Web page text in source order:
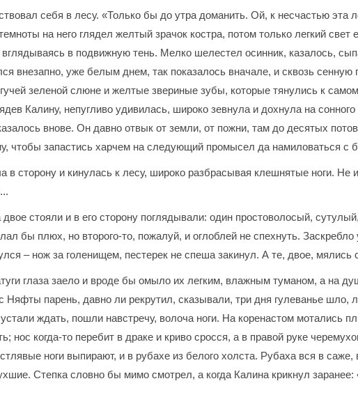
себя в лесу. «Только бы до утра доманить. Ой, к несчастью эта
на него глядел желтый зрачок костра, потом только легкий
в подвижную тень. Мелко шелестел осинник, казалось,
внезапно, уже белым днем, так показалось вначале, и сквозь сенную
зеленой слюне и желтые звериные зубы, которые тянулись к
Калину, непугливо удивилась, широко зевнула и дохнула на
внове. Он давно отвык от земли, от пожни, там до десятых
чтобы запастись харчем на следующий промысел да намиловаться с
в сторону и кинулась к лесу, широко разбрасывая клешнятые ноги. Не
стояли и в его сторону поглядывали: один простоволосый,
бы плюх, но второго-то, пожалуй, и оглоблей не спехнуть.
– нож за голенищем, пестерек не спеша закинул. А те, двое, мялись
глаза заело и вроде бы омыло их легким, влажным туманом, а на
Няфты парень, давно ли рекрутил, сказывали, три дня гулеванье шло,
устали ждать, пошли навстречу, волоча ноги. На коренастом мотались
нос когда-то перебит в драке и криво сросся, а в правой руке
ноги выпирают, и в рубахе из белого холста. Рубаха вся в
Степка словно бы мимо смотрел, а когда Калина крикнул заранее: